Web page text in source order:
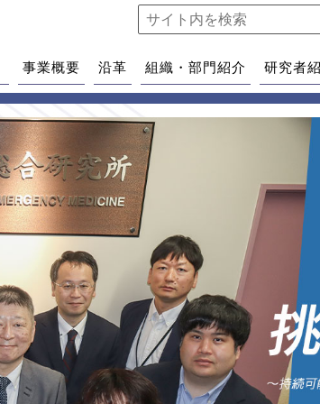
事業概要 沿革 組織・部門紹介 研究者